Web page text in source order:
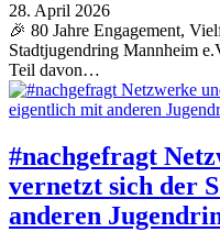
28. April 2026
🎉 80 Jahre Engagement,
Stadtjugendring Mannheim
Teil davon…
#nachgefragt
vernetzt sich der
anderen